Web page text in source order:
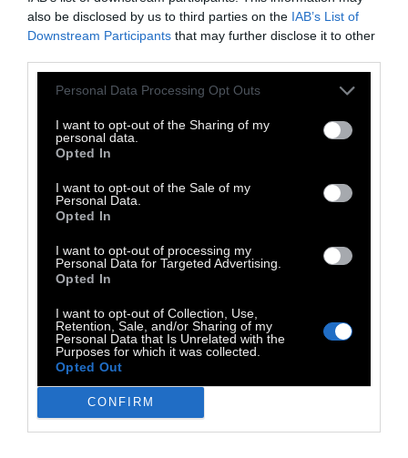
also be disclosed by us to third parties on the IAB’s List of
Downstream Participants that may further disclose it to other
Personal Data Processing Opt Outs
I want to opt-out of the Sharing of my
personal data.
Opted In
I want to opt-out of the Sale of my
Personal Data.
Opted In
I want to opt-out of processing my
Personal Data for Targeted Advertising.
Opted In
I want to opt-out of Collection, Use,
Retention, Sale, and/or Sharing of my
Personal Data that Is Unrelated with the
Purposes for which it was collected.
Opted Out
CONFIRM
παράδειγμα, τον Οκτώβριο, μπορούμε να
εκτιμήσουμε ένα σύννεφο ή να μιλήσουμε με
ένα άλογο. Τον Νοέμβριο, να ταΐσουμε τα
πουλιά στον κήπο. Κι όσο για τον Μάιο, τότε
μπορούμε να χώσουμε το πρόσωπό μας στο
χορτάρι. Κι όλα αυτά, με συνταγή γιατρού.
εδώ.